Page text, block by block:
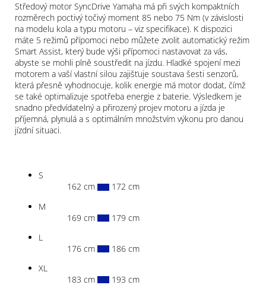
Středový motor SyncDrive Yamaha má při svých kompaktních
rozměrech poctivý točivý moment 85 nebo 75 Nm (v závislosti
na modelu kola a typu motoru – viz specifikace). K dispozici
máte 5 režimů přípomoci nebo můžete zvolit automatický režim
Smart Assist, který bude výši přípomoci nastavovat za vás,
abyste se mohli plně soustředit na jízdu. Hladké spojení mezi
motorem a vaší vlastní silou zajišťuje soustava šesti senzorů,
která přesně vyhodnocuje, kolik energie má motor dodat, čímž
se také optimalizuje spotřeba energie z baterie. Výsledkem je
snadno předvídatelný a přirozený projev motoru a jízda je
příjemná, plynulá a s optimálním množstvím výkonu pro danou
jízdní situaci.
S
162 cm
172 cm
M
169 cm
179 cm
L
176 cm
186 cm
XL
183 cm
193 cm